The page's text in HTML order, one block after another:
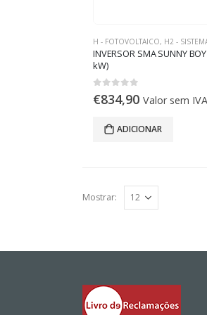
H - FOTOVOLTAICO, H2 - SISTEMAS E
INVERSOR SMA SUNNY
kW)
0out of 5
€834,90 Valor sem IVA
ADICIONAR
Mostrar: